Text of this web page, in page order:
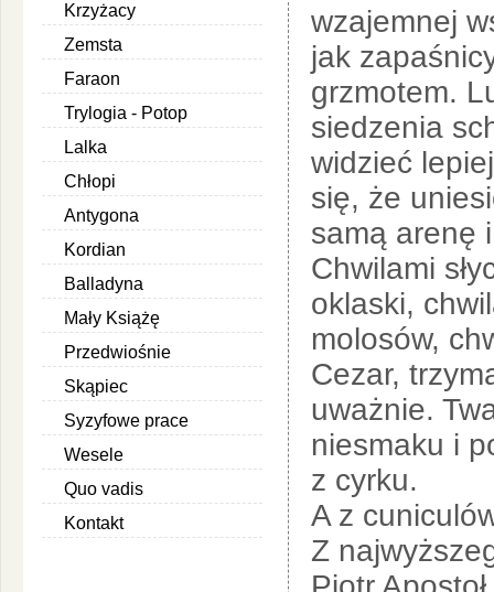
Krzyżacy
Zemsta
Faraon
Trylogia - Potop
Lalka
Chłopi
Antygona
Kordian
Balladyna
Mały Książę
Przedwiośnie
Skąpiec
Syzyfowe prace
Wesele
Quo vadis
Kontakt
wzajemnej
jak
grzmotem.
siedzenia
widzieć
się, że
samą arenę
Chwilami
oklaski,
molosów,
Cezar,
uważnie.
niesmaku i
z cyrku.
A z
Z